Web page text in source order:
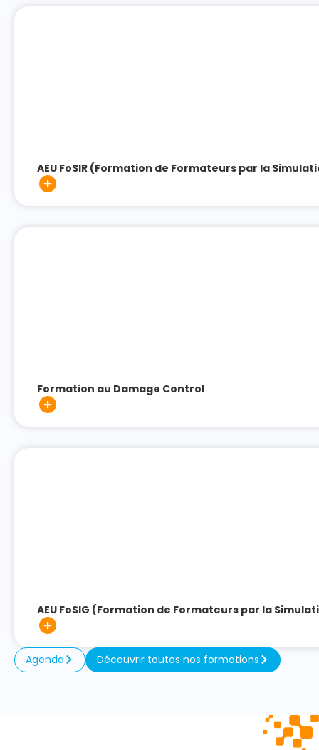
AEU FoSIR (Formation de Formateurs par la
Formation au Damage Control
AEU FoSIG (Formation de Formateurs par la
Agenda Découvrir toutes nos formations